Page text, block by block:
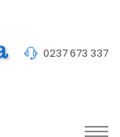
0237 673 337